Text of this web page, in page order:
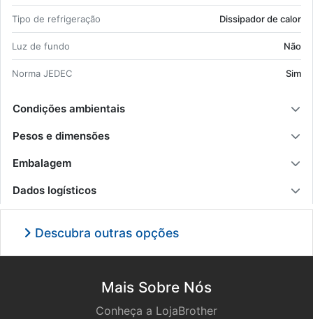
Tipo de re­fri­ge­ração Dis­si­pador de calor
Luz de fundo Não
Norma JEDEC Sim
Condições ambientais
Pesos e dimensões
Embalagem
Dados logísticos
Descubra outras opções
Mais Sobre Nós
Conheça a LojaBrother